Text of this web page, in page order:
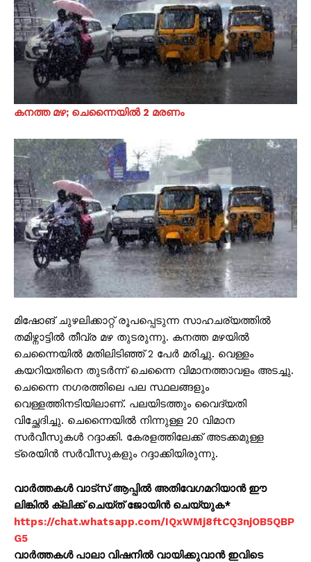
കനത്ത മഴ; ചെന്നൈയിൽ 2 മരണം
മിഷോങ് ചുഴലിക്കാറ്റ് രൂപപ്പെടുന്ന സാഹചര്യത്തിൽ
തമിഴ്നാട്ടിൽ തീവ്ര മഴ തുടരുന്നു. കനത്ത മഴയിൽ
ചെന്നൈയിൽ മതിലിടിഞ്ഞ് 2 പേർ മരിച്ചു. വെള്ളം
കയറിയതിനെ തുടർന്ന് ചെന്നൈ വിമാനത്താവളം അടച്ചു.
ചെന്നൈ നഗരത്തിലെ പല സ്ഥലങ്ങളും
വെള്ളത്തിനടിയിലാണ്. പലയിടത്തും വൈദ്യതി
വിച്ഛേദിച്ചു. ചെന്നൈയിൽ നിന്നുള്ള 20 വിമാന
സർവീസുകൾ റദ്ദാക്കി. കേരളത്തിലേക്ക് അടക്കമുള്ള
ട്രെയിൻ സർവീസുകളും റദ്ദാക്കിയിരുന്നു.
വാർത്തകൾ വാട്സ് ആപ്പിൽ അതിവേഗമറിയാൻ ഈ
ലിങ്കിൽ ക്ലിക്ക് ചെയ്ത് ജോയിൻ ചെയ്യുക*
https://chat.whatsapp.com/IQxWMj8ftCQ3njOB5QBP
G5
വാർത്തകൾ പാലാ വിഷനിൽ വായിക്കുവാൻ ഇവിടെ